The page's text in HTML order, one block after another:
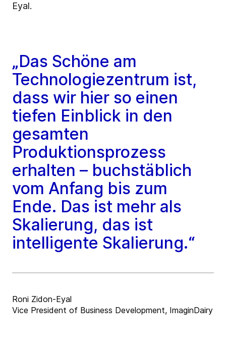
Eyal.
„Das Schöne am
Technologiezentrum ist,
dass wir hier so einen
tiefen Einblick in den
gesamten
Produktionsprozess
erhalten – buchstäblich
vom Anfang bis zum
Ende. Das ist mehr als
Skalierung, das ist
intelligente Skalierung.“
Roni Zidon-Eyal
Vice President of Business Development, ImaginDairy